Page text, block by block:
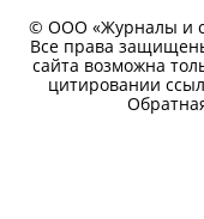
© ООО «Журналы и
Все права
сайта возможна
цитировании